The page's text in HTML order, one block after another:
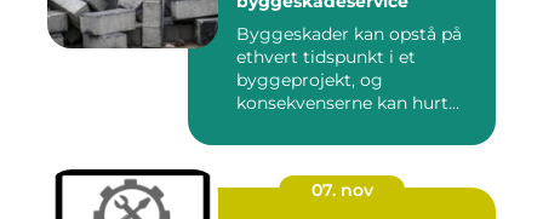
Byggeskader kan opstå på
ethvert tidspunkt i et
byggeprojekt, og
konsekvenserne kan hurt...
07. nov